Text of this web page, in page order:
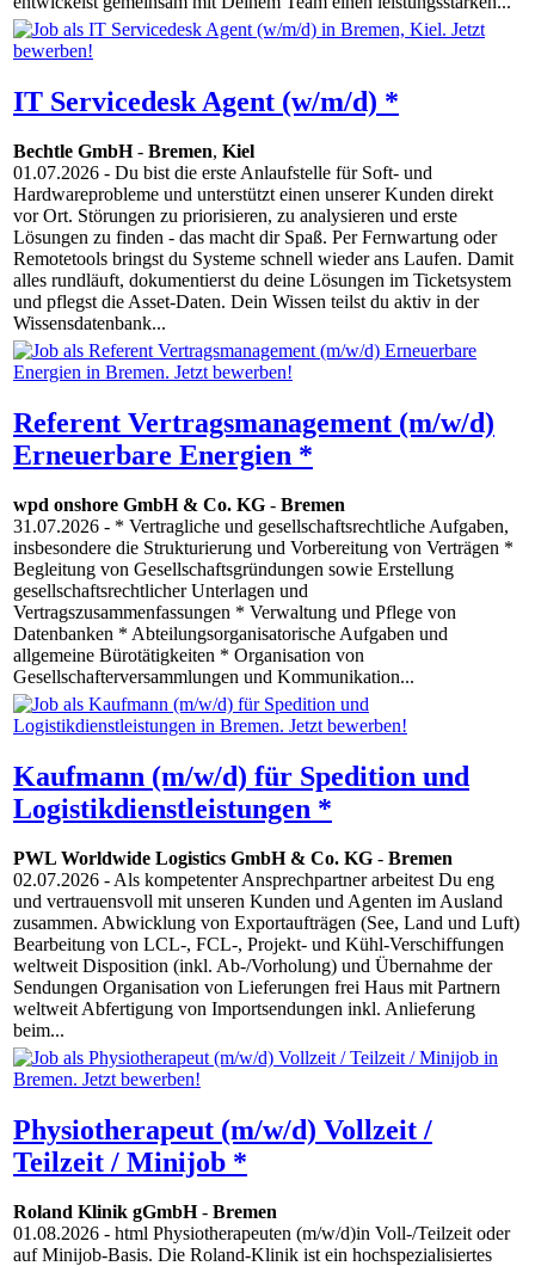
IT Servicedesk Agent (w/m/d) *
Bechtle GmbH- Bremen, Kiel
01.07.2026 - Du bist die erste Anlaufstelle für Soft- und
Hardwareprobleme und unterstützt einen unserer Kunden direkt
vor Ort. Störungen zu priorisieren, zu analysieren und erste
Lösungen zu finden - das macht dir Spaß. Per Fernwartung oder
Remotetools bringst du Systeme schnell wieder ans Laufen. Damit
alles rundläuft, dokumentierst du deine Lösungen im Ticketsystem
und pflegst die Asset-Daten. Dein Wissen teilst du aktiv in der
Wissensdatenbank...
Referent Vertragsmanagement (m/w/d)
Erneuerbare Energien *
wpd onshore GmbH & Co. KG - Bremen
31.07.2026 - * Vertragliche und gesellschaftsrechtliche Aufgaben,
insbesondere die Strukturierung und Vorbereitung von Verträgen *
Begleitung von Gesellschaftsgründungen sowie Erstellung
gesellschaftsrechtlicher Unterlagen und
Vertragszusammenfassungen * Verwaltung und Pflege von
Datenbanken * Abteilungsorganisatorische Aufgaben und
allgemeine Bürotätigkeiten * Organisation von
Gesellschafterversammlungen und Kommunikation...
Kaufmann (m/w/d) für Spedition und
Logistikdienstleistungen *
PWL Worldwide Logistics GmbH & Co. KG - Bremen
02.07.2026 - Als kompetenter Ansprechpartner arbeitest Du eng
und vertrauensvoll mit unseren Kunden und Agenten im Ausland
zusammen. Abwicklung von Exportaufträgen (See, Land und Luft)
Bearbeitung von LCL-, FCL-, Projekt- und Kühl-Verschiffungen
weltweit Disposition (inkl. Ab-/Vorholung) und Übernahme der
Sendungen Organisation von Lieferungen frei Haus mit Partnern
weltweit Abfertigung von Importsendungen inkl. Anlieferung
beim...
Physiotherapeut (m/w/d) Vollzeit /
Teilzeit / Minijob *
Roland Klinik gGmbH- Bremen
01.08.2026 - html Physiotherapeuten (m/w/d)in Voll-/Teilzeit oder
auf Minijob-Basis. Die Roland-Klinik ist ein hochspezialisiertes